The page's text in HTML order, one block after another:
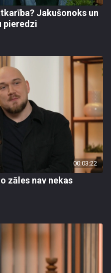
Jakušonoks un
pieredzi
00:03:22
zāles nav nekas